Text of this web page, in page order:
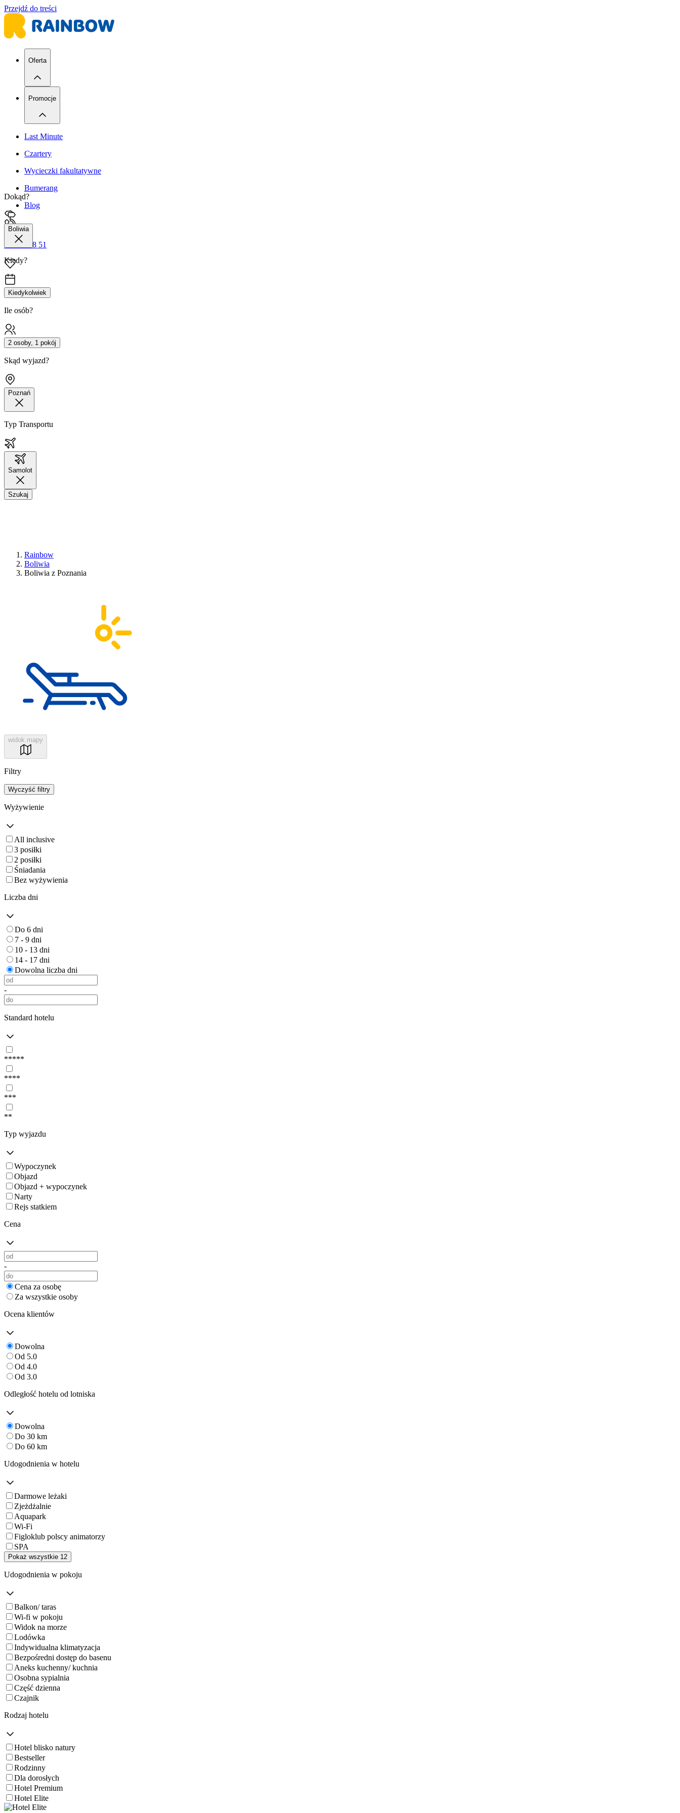
Przejdź do treści
Oferta
Promocje
Last Minute
Czartery
Wycieczki fakultatywne
Bumerang
Blog
42 680 38 51
Dokąd?
Boliwia
Kiedy?
Kiedykolwiek
Ile osób?
2 osoby, 1 pokój
Skąd wyjazd?
Poznań
Typ Transportu
Samolot
Szukaj
Rainbow
Boliwia
Boliwia z Poznania
widok mapy
Filtry
Wyczyść filtry
Wyżywienie
All inclusive
3 posiłki
2 posiłki
Śniadania
Bez wyżywienia
Liczba dni
Do 6 dni
7 - 9 dni
10 - 13 dni
14 - 17 dni
Dowolna liczba dni
-
Standard hotelu
*****
****
***
**
Typ wyjazdu
Wypoczynek
Objazd
Objazd + wypoczynek
Narty
Rejs statkiem
Cena
-
Cena za osobę
Za wszystkie osoby
Ocena klientów
Dowolna
Od 5.0
Od 4.0
Od 3.0
Odległość hotelu od lotniska
Dowolna
Do 30 km
Do 60 km
Udogodnienia w hotelu
Darmowe leżaki
Zjeżdżalnie
Aquapark
Wi-Fi
Figloklub polscy animatorzy
SPA
Pokaż wszystkie 12
Udogodnienia w pokoju
Balkon/ taras
Wi-fi w pokoju
Widok na morze
Lodówka
Indywidualna klimatyzacja
Bezpośredni dostęp do basenu
Aneks kuchenny/ kuchnia
Osobna sypialnia
Część dzienna
Czajnik
Rodzaj hotelu
Hotel blisko natury
Bestseller
Rodzinny
Dla dorosłych
Hotel Premium
Hotel Elite